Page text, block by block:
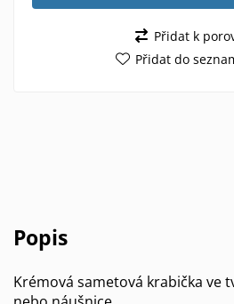
Přidat k
Přidat do
Popis
Krémová sametová krabička ve